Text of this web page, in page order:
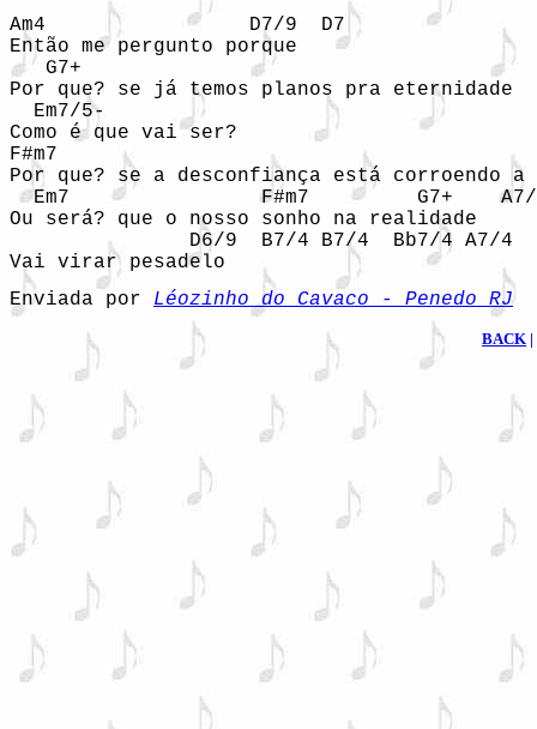
Am4                 D7/9  D7
Então me pergunto porque
   G7+
Por que? se já temos planos pra eternidade
  Em7/5-
Como é que vai ser?
F#m7
Por que? se a desconfiança está corroendo a
Em7                F#m7         G7+
Ou será? que o nosso sonho na realidade
               D6/9  B7/4 B7/4  Bb7/4 A7/4
Vai virar pesadelo
Enviada por Léozinho do Cavaco - Penedo RJ
BACK |